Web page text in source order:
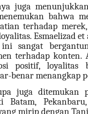
juga
bahwa
terhadap
Esmaelizad
sangat
terhadap
positif,
benar menangkap
juga
Batam,
mirip dengan